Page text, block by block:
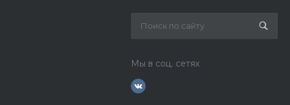
Мы в соц. сетях